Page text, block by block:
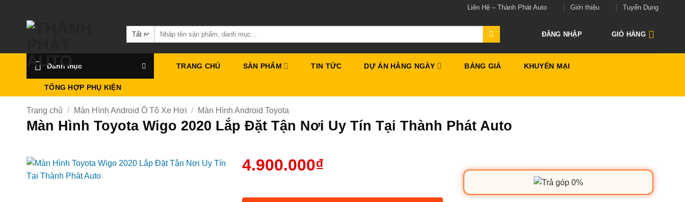
Liên Hệ – Thành Phát Auto Giới thiệu Tuyển Dụng
Tìm
kiếm:
ĐĂNG NHẬP GIỎ HÀNG
Danh mục TRANG CHỦ SẢN PHẨM TIN TỨC DỰ ÁN HẰNG NGÀY BẢNG GIÁ KHUYẾN MẠI
TỔNG HỢP PHỤ KIỆN
Trang chủ / Màn Hình Android Ô Tô Xe Hơi / Màn Hình Android Toyota
Màn Hình Toyota Wigo 2020 Lắp Đặt Tận Nơi Uy Tín Tại Thành Phát Auto
4.900.000₫